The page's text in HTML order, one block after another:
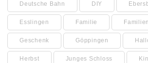
Deutsche Bahn DIY
Esslingen Familie
Geschenk Göppingen
Herbst Junges Schloss